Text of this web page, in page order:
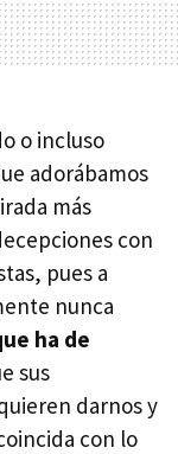
o incluso
adorábamos
más
con
pues a
nunca
ha de
sus
darnos y
con lo